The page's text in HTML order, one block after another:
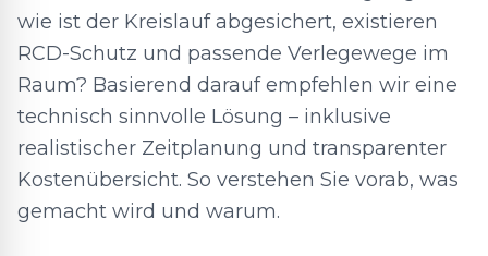
wie ist der Kreislauf abgesichert, existieren
RCD-Schutz und passende Verlegewege im
Raum? Basierend darauf empfehlen wir eine
technisch sinnvolle Lösung – inklusive
realistischer Zeitplanung und transparenter
Kostenübersicht. So verstehen Sie vorab, was
gemacht wird und warum.